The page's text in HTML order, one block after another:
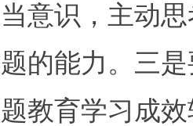
意识，主动
的能力。三
教育学习成